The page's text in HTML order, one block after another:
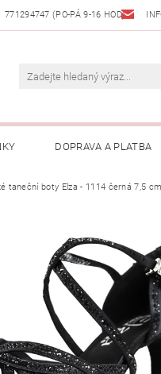
771294747 (PO-PÁ 9-16 HOD)
DOPRAVA A PLATBA
taneční boty Elza - 1114 černá 7,5